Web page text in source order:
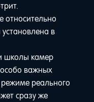
относительно
в
школы камер
важных
реального
сразу же